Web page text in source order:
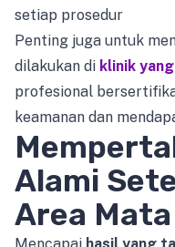
setiap prosedur
Penting juga untuk
dilakukan di klinik
profesional
keamanan dan
Alami
Area Mata